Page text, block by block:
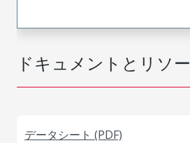
ドキュメントとリソ
データシート (PDF)